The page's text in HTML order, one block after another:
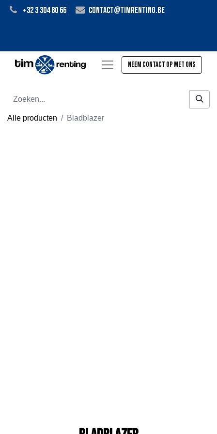
+32 3 304 80 66 contact@timrenting.be
Neem contact op met ons
Alle producten Bladblazer